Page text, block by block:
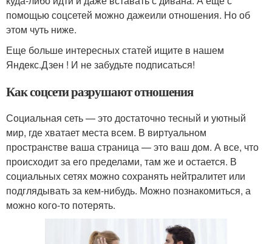
помощью соцсетей можно дажеили отношения. Но об
этом чуть ниже.
Еще больше интересных статей ищите в нашем
Яндекс.Дзен ! И не забудьте подписаться!
Как соцсети разрушают отношения
Социальная сеть — это достаточно тесный и уютный
мир, где хватает места всем. В виртуальном
пространстве ваша страница — это ваш дом. А все, что
происходит за его пределами, там же и остается. В
социальных сетях можно сохранять нейтралитет или
подглядывать за кем-нибудь. Можно познакомиться, а
можно кого-то потерять.